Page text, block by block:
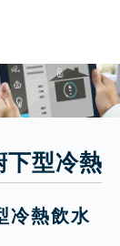
下型冷熱
冷熱飲水